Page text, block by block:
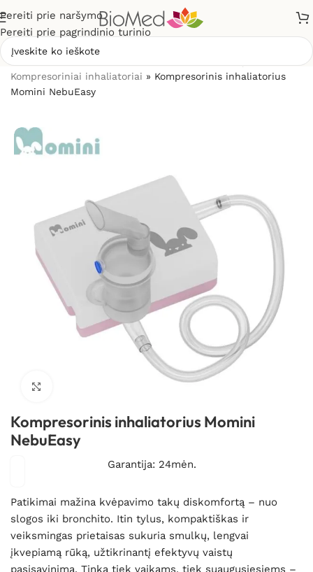
Pereiti prie naršymo
Pereiti prie pagrindinio turinio
Kompresoriniai inhaliatoriai » Kompresorinis inhaliatorius
Momini NebuEasy
Spustelėkite, kad padidintumėte
Kompresorinis inhaliatorius Momini
NebuEasy
Garantija: 24mėn.
Patikimai mažina kvėpavimo takų diskomfortą – nuo
slogos iki bronchito. Itin tylus, kompaktiškas ir
veiksmingas prietaisas sukuria smulkų, lengvai
įkvepiamą rūką, užtikrinantį efektyvų vaistų
pasisavinimą. Tinka tiek vaikams, tiek suaugusiesiems –